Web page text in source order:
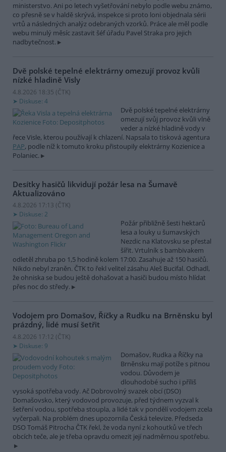
ministerstvo. Ani po letech vyšetřování nebylo podle webu známo,
co přesně se v haldě skrývá, inspekce si proto loni objednala sérii
vrtů a následných analýz odebraných vzorků. Práce ale měl podle
webu minulý měsíc zastavit šéf úřadu Pavel Straka pro jejich
nadbytečnost.
Dvě polské tepelné elektrárny omezují provoz kvůli
nízké hladině Visly
4.8.2026 18:35 (ČTK)
Diskuse: 4
Dvě polské tepelné elektrárny
omezují svůj provoz kvůli vlně
veder a nízké hladině vody v
řece Visle, kterou používají k chlazení. Napsala to tisková agentura
PAP, podle níž k tomuto kroku přistoupily elektrárny Kozienice a
Polaniec.
Desítky hasičů likvidují požár lesa na Šumavě
Aktualizováno
4.8.2026 17:13 (ČTK)
Diskuse: 2
Požár přibližně šesti hektarů
lesa a louky u šumavských
Nezdic na Klatovsku se přestal
šířit. Vrtulník s bambivakem
odletěl zhruba po 1,5 hodině kolem 17:00. Zasahuje až 150 hasičů.
Nikdo nebyl zraněn. ČTK to řekl velitel zásahu Aleš Bucifal. Odhadl,
že ohniska se budou ještě dohašovat a hasiči budou místo hlídat
přes noc do středy.
Vodojem pro Domašov, Říčky a Rudku na Brněnsku byl
prázdný, lidé musí šetřit
4.8.2026 17:12 (ČTK)
Diskuse: 9
Domašov, Rudka a Říčky na
Brněnsku mají potíže s pitnou
vodou. Důvodem je
dlouhodobé sucho i příliš
vysoká spotřeba vody. Ač Dobrovolný svazek obcí (DSO)
Domašovsko, který vodovod provozuje, před týdnem vyzval k
šetření vodou, spotřeba stoupla, a lidé tak v pondělí vodojem zcela
vyčerpali. Na problém dnes upozornila Česká televize. Předseda
DSO Tomáš Pitrocha ČTK řekl, že voda nyní z kohoutků ve třech
obcích teče, ale je třeba opravdu omezit její nadměrnou spotřebu.